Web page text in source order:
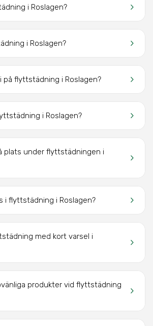
keyboard_arrow_right
i Roslagen?
keyboard_arrow_right
i Roslagen?
keyboard_arrow_right
på flyttstädning i Roslagen?
keyboard_arrow_right
i Roslagen?
keyboard_arrow_right
plats under flyttstädningen i
keyboard_arrow_right
i flyttstädning i Roslagen?
keyboard_arrow_right
med kort varsel i
keyboard_arrow_right
produkter vid flyttstädning